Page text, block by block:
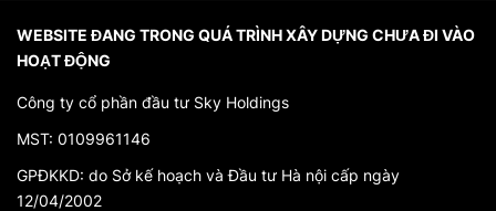
WEBSITE ĐANG TRONG QUÁ TRÌNH XÂY DỰNG CHƯA ĐI VÀO
HOẠT ĐỘNG
Công ty cổ phần đầu tư Sky Holdings
MST: 0109961146
GPĐKKD: do Sở kế hoạch và Đầu tư Hà nội cấp ngày
12/04/2002